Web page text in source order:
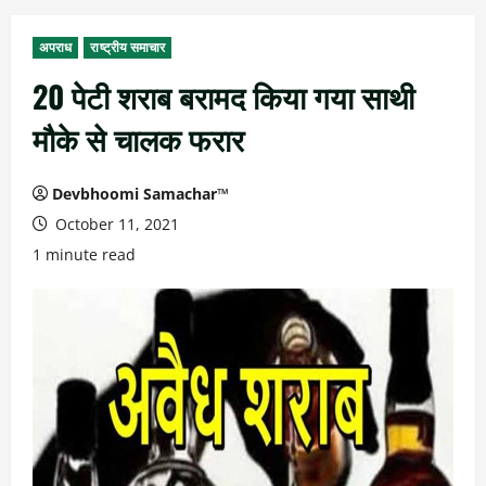
अपराध राष्ट्रीय समाचार
20 पेटी शराब बरामद किया गया साथी
मौके से चालक फरार
Devbhoomi Samachar™
October 11, 2021
1 minute read